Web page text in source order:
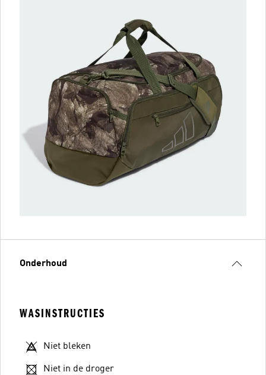
Onderhoud
WASINSTRUCTIES
Niet bleken
Niet in de droger